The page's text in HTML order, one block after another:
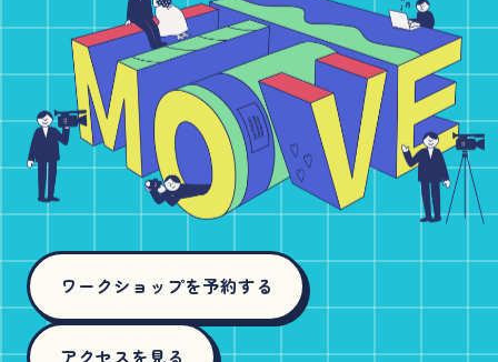
ワークショップを予約する
アクセスを見る